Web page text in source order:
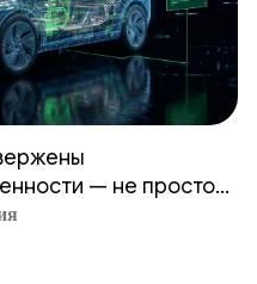
систем:
— не просто
а как партнер в